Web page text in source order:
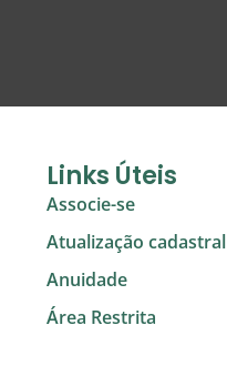
Links Úteis
Associe-se
Atualização cadastral
Anuidade
Área Restrita